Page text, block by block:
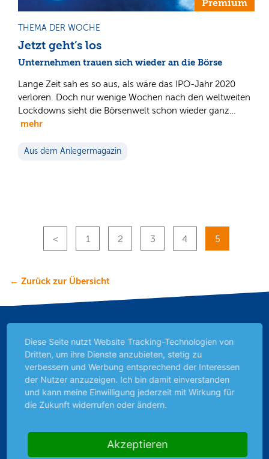
Premium
THEMA DER WOCHE
Jetzt geht’s los
Unternehmen trauen sich wieder an die Börse
Lange Zeit sah es so aus, als wäre das IPO-Jahr 2020
verloren. Doch nur wenige Wochen nach den weltweiten
Lockdowns sieht die Börsenwelt schon wieder ganz…
mehr
Aus dem Anlegermagazin
1 2 3 4 5
← Zurück zur Übersicht
Unabhängig im Denken und
Diese Seite nutzt Website Tracking-Technologien von
Dritten, um ihre Dienste anzubieten, stetig zu
verbessern und Werbung entsprechend der Interessen
der Nutzer anzuzeigen. Ich bin damit einverstanden
und kann meine Einwilligung jederzeit mit Wirkung für
die Zukunft widerrufen oder ändern.
Akzeptieren